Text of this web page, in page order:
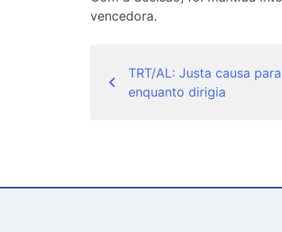
vencedora.
Navegação
de
TRT/AL: Justa causa
enquanto dirigia